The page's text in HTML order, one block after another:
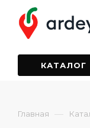
КАТАЛОГ
Главная —